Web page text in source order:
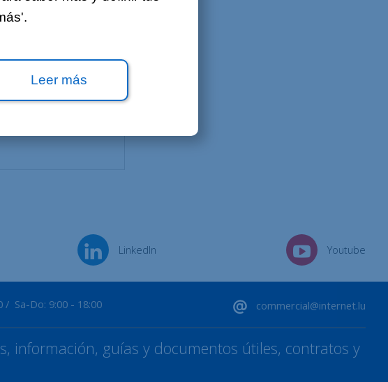
Leer más
LinkedIn Youtube
/ Sa-Do: 9:00 - 18:00 commercial@internet.lu
información, guías y documentos útiles, contratos y